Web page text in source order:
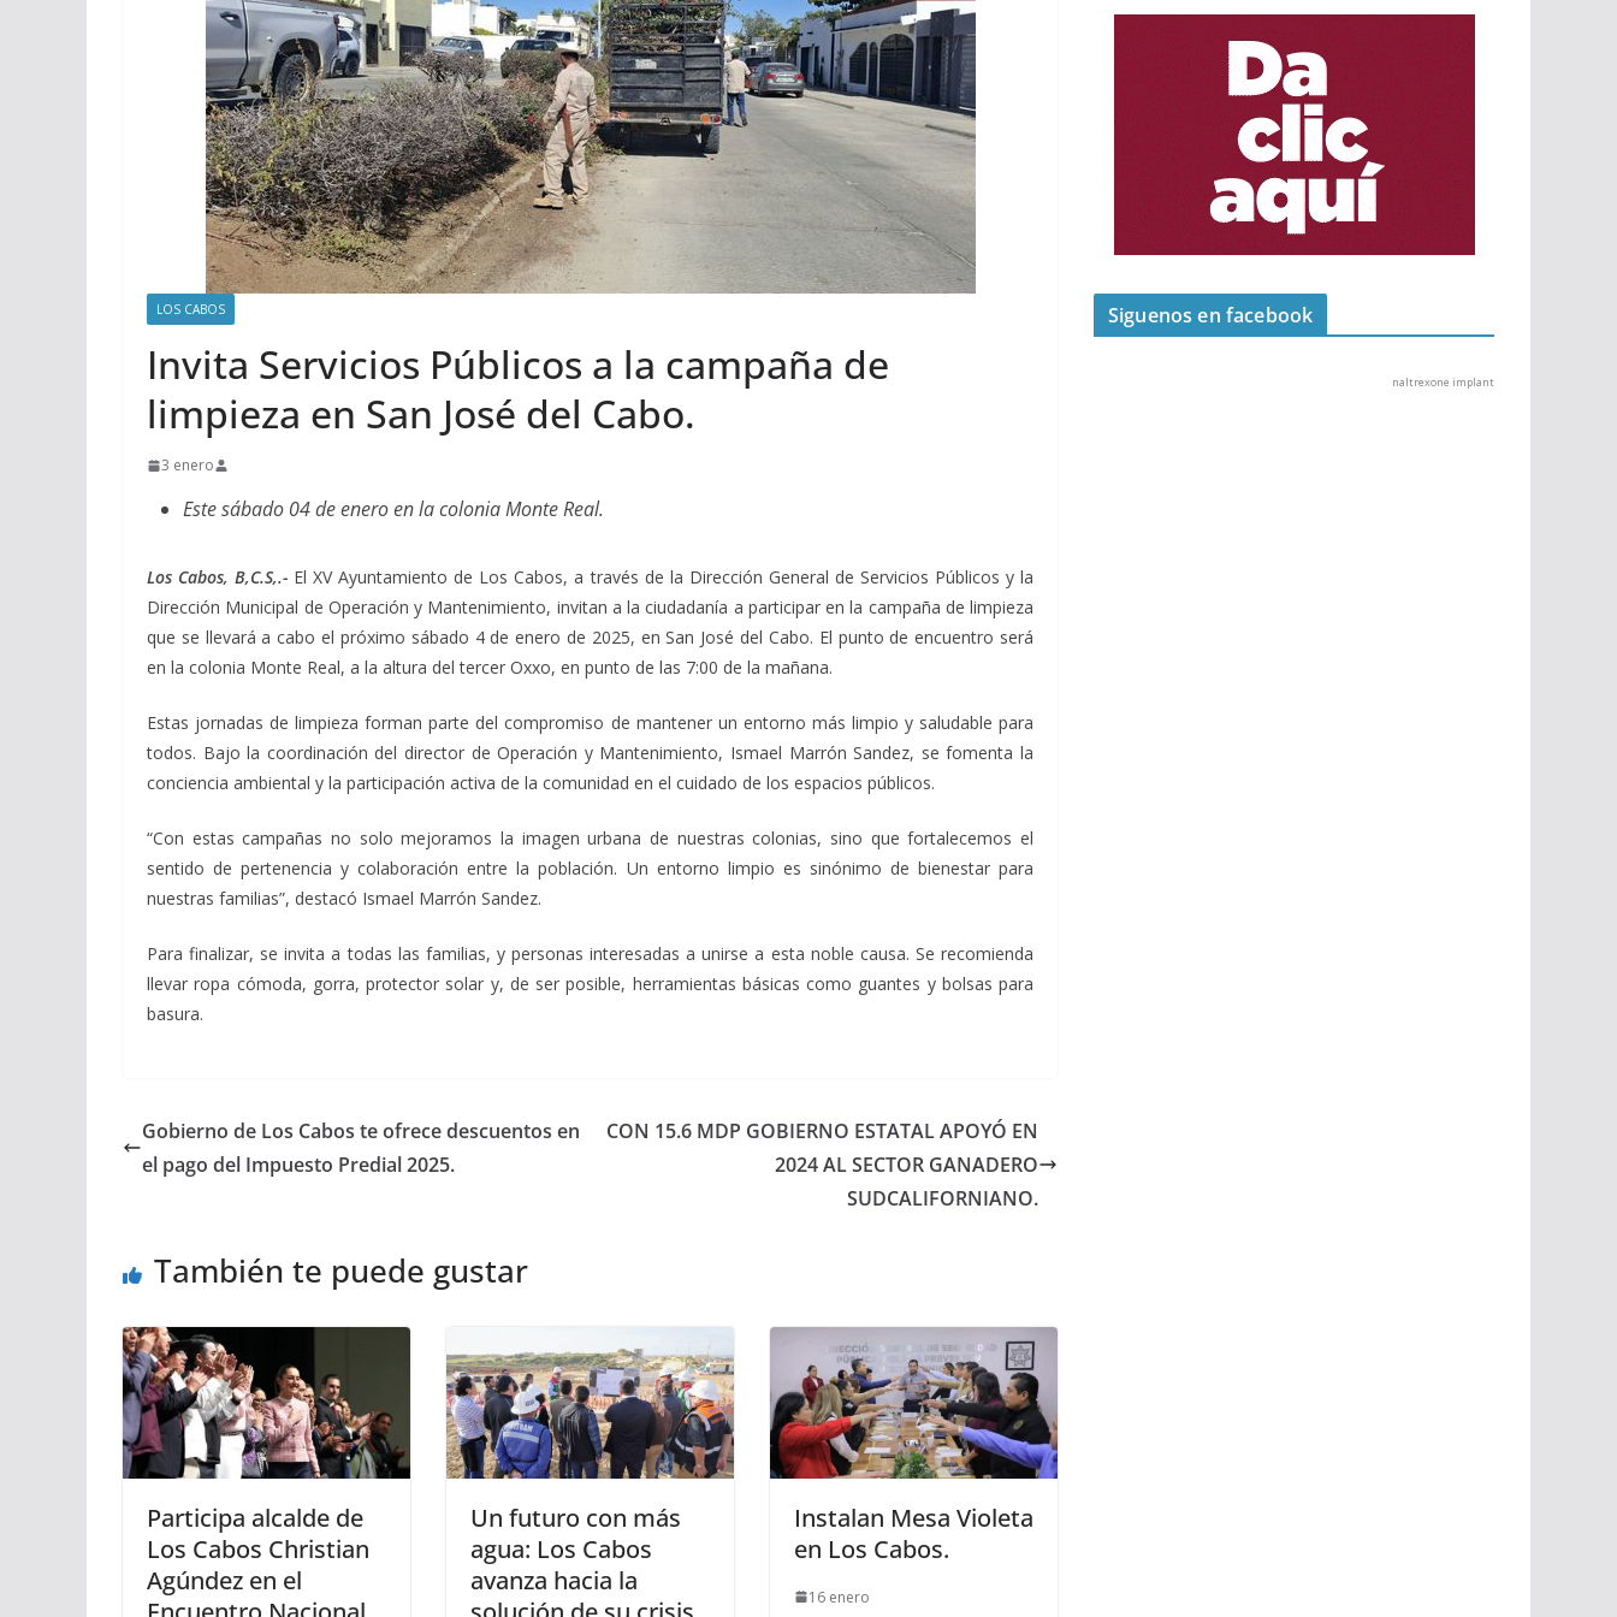
LOS CABOS
Invita Servicios Públicos a la campaña de
limpieza en San José del Cabo.
3 enero
Este sábado 04 de enero en la colonia Monte Real.
Los Cabos, B,C.S,.- El XV Ayuntamiento de Los Cabos, a través de la Dirección General de Servicios Públicos y la
Dirección Municipal de Operación y Mantenimiento, invitan a la ciudadanía a participar en la campaña de limpieza
que se llevará a cabo el próximo sábado 4 de enero de 2025, en San José del Cabo. El punto de encuentro será
en la colonia Monte Real, a la altura del tercer Oxxo, en punto de las 7:00 de la mañana.
Estas jornadas de limpieza forman parte del compromiso de mantener un entorno más limpio y saludable para
todos. Bajo la coordinación del director de Operación y Mantenimiento, Ismael Marrón Sandez, se fomenta la
conciencia ambiental y la participación activa de la comunidad en el cuidado de los espacios públicos.
“Con estas campañas no solo mejoramos la imagen urbana de nuestras colonias, sino que fortalecemos el
sentido de pertenencia y colaboración entre la población. Un entorno limpio es sinónimo de bienestar para
nuestras familias”, destacó Ismael Marrón Sandez.
Para finalizar, se invita a todas las familias, y personas interesadas a unirse a esta noble causa. Se recomienda
llevar ropa cómoda, gorra, protector solar y, de ser posible, herramientas básicas como guantes y bolsas para
basura.
Gobierno de Los Cabos te ofrece descuentos en
el pago del Impuesto Predial 2025.
CON 15.6 MDP GOBIERNO ESTATAL APOYÓ EN
2024 AL SECTOR GANADERO
SUDCALIFORNIANO.
También te puede gustar
Participa alcalde de
Los Cabos Christian
Agúndez en el
Un futuro con más
agua: Los Cabos
avanza hacia la
Instalan Mesa Violeta
en Los Cabos.
16 enero
Siguenos en facebook
naltrexone implant